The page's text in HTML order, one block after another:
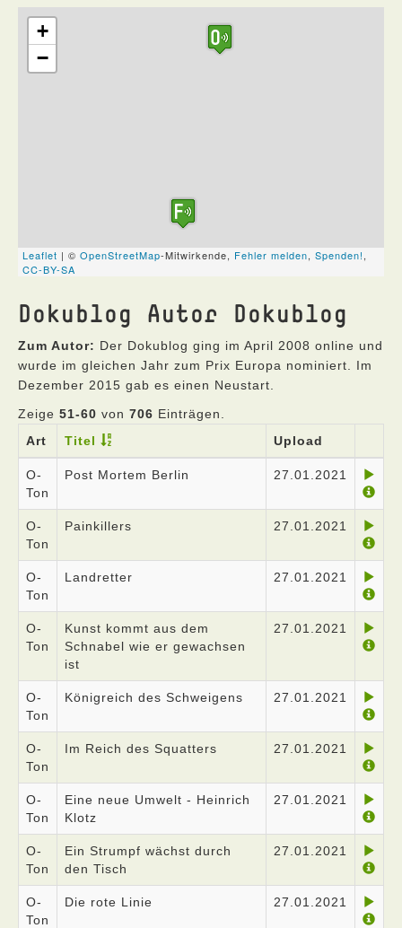
Dokublog Autor Dokublog
Zum Autor: Der Dokublog ging im April 2008 online und
wurde im gleichen Jahr zum Prix Europa nominiert. Im
Dezember 2015 gab es einen Neustart.
Zeige 51-60 von 706 Einträgen.
Art
Titel Upload
O-
Ton
Post Mortem Berlin 27.01.2021
O-
Ton
Painkillers 27.01.2021
O-
Ton
Landretter 27.01.2021
O-
Ton
Kunst kommt aus dem
Schnabel wie er gewachsen
ist
27.01.2021
O-
Ton
Königreich des Schweigens 27.01.2021
O-
Ton
Im Reich des Squatters 27.01.2021
O-
Ton
Eine neue Umwelt - Heinrich
Klotz
27.01.2021
O-
Ton
Ein Strumpf wächst durch
den Tisch
27.01.2021
O-
Ton
Die rote Linie 27.01.2021